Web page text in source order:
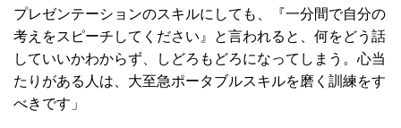
プレゼンテーションのスキルにしても、『一分間で自分の
考えをスピーチしてください』と言われると、何をどう話
していいかわからず、しどろもどろになってしまう。心当
たりがある人は、大至急ポータブルスキルを磨く訓練をす
べきです」